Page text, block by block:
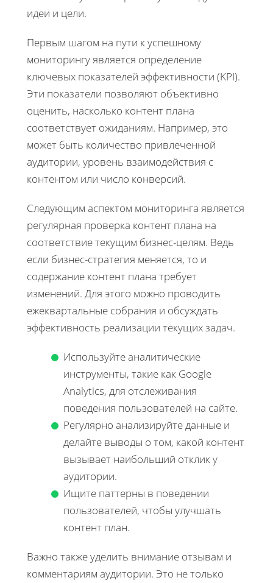
идеи и цели.
Первым шагом на пути к успешному
мониторингу является определение
ключевых показателей эффективности (KPI).
Эти показатели позволяют объективно
оценить, насколько контент плана
соответствует ожиданиям. Например, это
может быть количество привлеченной
аудитории, уровень взаимодействия с
контентом или число конверсий.
Следующим аспектом мониторинга является
регулярная проверка контент плана на
соответствие текущим бизнес-целям. Ведь
если бизнес-стратегия меняется, то и
содержание контент плана требует
изменений. Для этого можно проводить
ежеквартальные собрания и обсуждать
эффективность реализации текущих задач.
Используйте аналитические
инструменты, такие как Google
Analytics, для отслеживания
поведения пользователей на сайте.
Регулярно анализируйте данные и
делайте выводы о том, какой контент
вызывает наибольший отклик у
аудитории.
Ищите паттерны в поведении
пользователей, чтобы улучшать
контент план.
Важно также уделить внимание отзывам и
комментариям аудитории. Это не только